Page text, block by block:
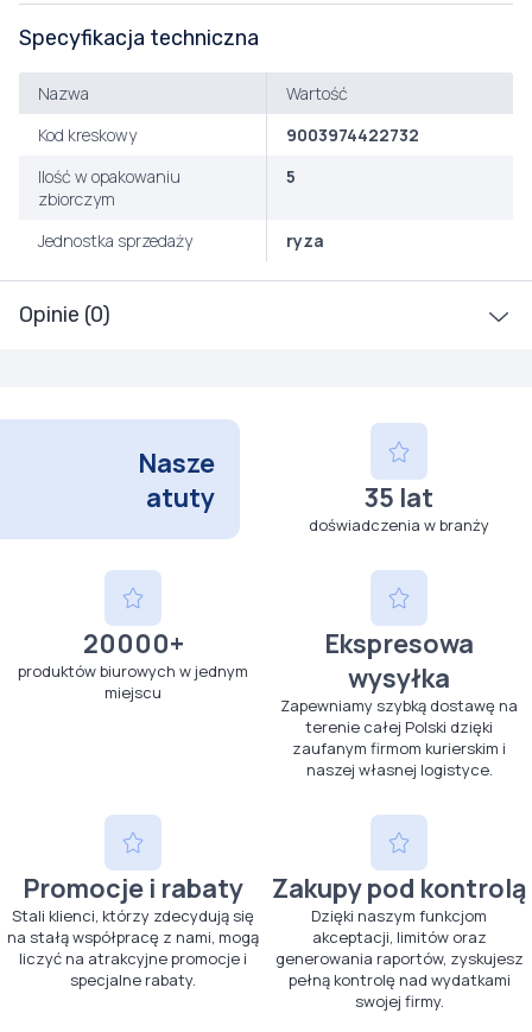
Opinie (0)
Specyfikacja techniczna
Nazwa
Wartość
Kod kreskowy
9003974422732
Ilość w opakowaniu
zbiorczym
5
Jednostka sprzedaży ryza
Nasze
atuty
35 lat
doświadczenia w branży
20000+
produktów biurowych w jednym
miejscu
Ekspresowa
wysyłka
Zapewniamy szybką dostawę na
terenie całej Polski dzięki
zaufanym firmom kurierskim i
naszej własnej logistyce.
Promocje i rabaty
Stali klienci, którzy zdecydują się
na stałą współpracę z nami, mogą
liczyć na atrakcyjne promocje i
specjalne rabaty.
Zakupy pod kontrolą
Dzięki naszym funkcjom
akceptacji, limitów oraz
generowania raportów, zyskujesz
pełną kontrolę nad wydatkami
swojej firmy.